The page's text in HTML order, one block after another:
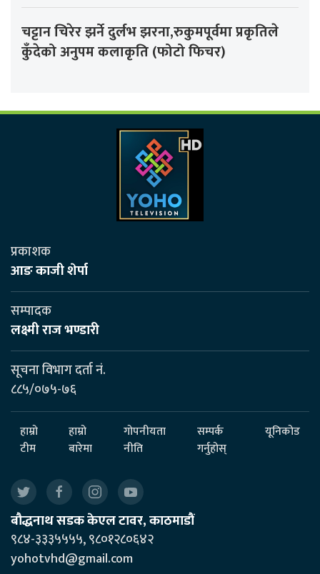
चट्टान चिरेर झर्ने दुर्लभ झरना,रुकुमपूर्वमा प्रकृतिले
कुँदेको अनुपम कलाकृति (फोटो फिचर)
प्रकाशक
आङ काजी शेर्पा
सम्पादक
लक्ष्मी राज भण्डारी
सूचना विभाग दर्ता नं.
८८५/०७५-७६
हाम्रो
टीम
हाम्रो
बारेमा
गोपनीयता
नीति
सम्पर्क
गर्नुहोस्
यूनिकोड
बौद्धनाथ सडक केएल टावर, काठमाडौं
९८४-३३३५५५५, ९८०१२८०६४२
yohotvhd@gmail.com